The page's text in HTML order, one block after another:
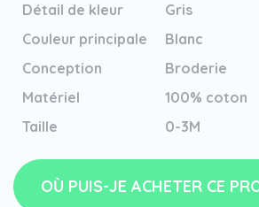
Détail de kleur
Gris
Couleur principale
Blanc
Conception
Broderie
Matériel
100% coton
Taille
0-3M
OÙ PUIS-JE ACHETER CE